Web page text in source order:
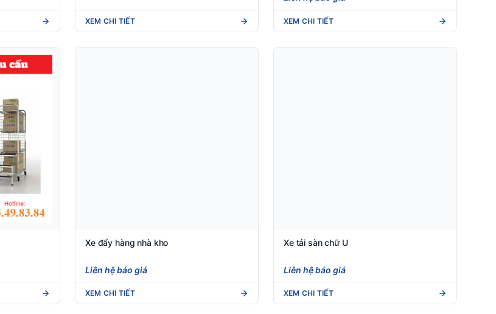
XEM CHI TIẾT XEM CHI TIẾT
Xe đẩy hàng nhà kho
Liên hệ báo giá
XEM CHI TIẾT
Xe tải sàn chữ U
Liên hệ báo giá
XEM CHI TIẾT